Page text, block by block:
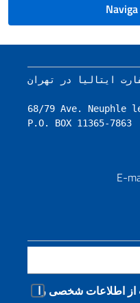
ایتالیا در تهران
68/79 Ave. Neuphle
P.O. BOX 11365-7863
E-
از اطلاعات شخصی را